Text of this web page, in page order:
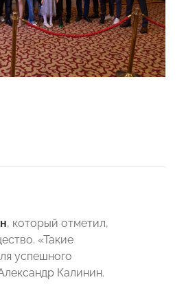
, который отметил,
«Такие
успешного
Калинин.